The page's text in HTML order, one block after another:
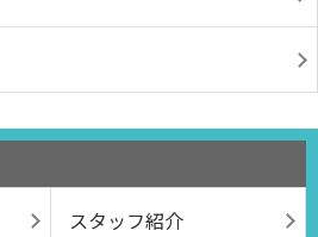
スタッフ紹介